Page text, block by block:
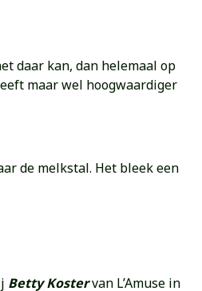
daar kan, dan helemaal op
maar wel hoogwaardiger
de melkstal. Het bleek een
Betty Kostervan L’Amuse in